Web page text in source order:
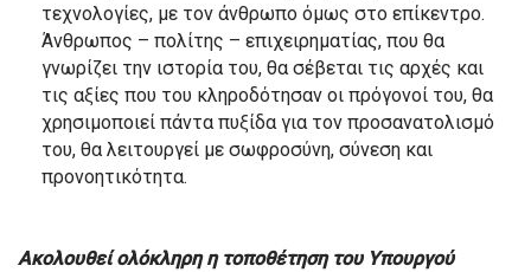
τεχνολογίες, με τον άνθρωπο όμως στο επίκεντρο.
Άνθρωπος – πολίτης – επιχειρηματίας, που θα
γνωρίζει την ιστορία του, θα σέβεται τις αρχές και
τις αξίες που του κληροδότησαν οι πρόγονοί του, θα
χρησιμοποιεί πάντα πυξίδα για τον προσανατολισμό
του, θα λειτουργεί με σωφροσύνη, σύνεση και
προνοητικότητα.
Ακολουθεί ολόκληρη η τοποθέτηση του Υπουργού